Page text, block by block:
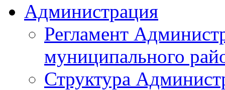
Администрация
Регламент
муниципального
Структура